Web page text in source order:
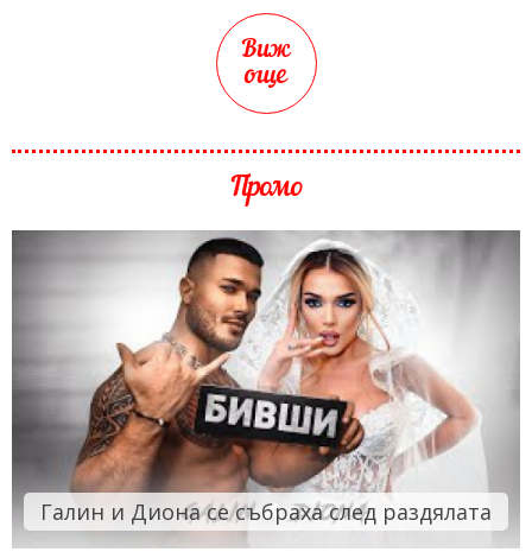
Виж
още
Промо
Галин и Диона се събраха след раздялата